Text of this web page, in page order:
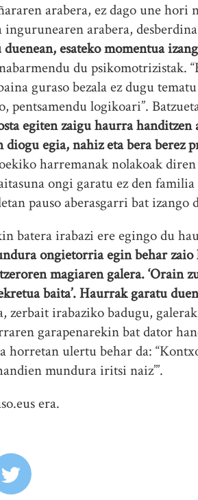
arabera, ez dago une hori
arabera,
esateko momentua
du psikomotrizistak.
guraso bezala ez dugu
logikoari”.
egiten zaigu haurra handitzen
egia, nahiz eta bera berez
harremanak nolakoak
ongi garatu ez den familia
pauso aberasgarri bat izango
batera irabazi ere egingo du
ongietorria egin behar
magiaren galera. ‘Orain
baita’. Haurrak garatu
zerbait irabaziko badugu,
garapenarekin bat dator
horretan ulertu behar da:
mundura iritsi naiz’”.
era.